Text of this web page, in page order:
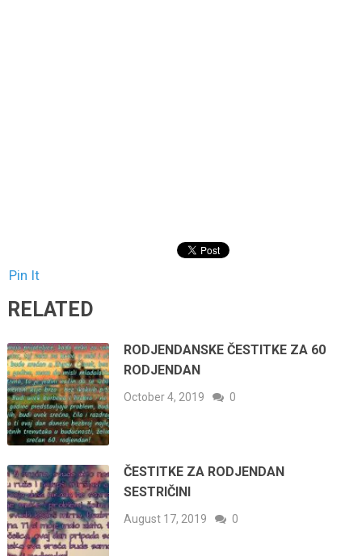
Pin It
RELATED
RODJENDANSKE ČESTITKE ZA 60
RODJENDAN
October 4, 2019 0
ČESTITKE ZA RODJENDAN
SESTRIČINI
August 17, 2019 0